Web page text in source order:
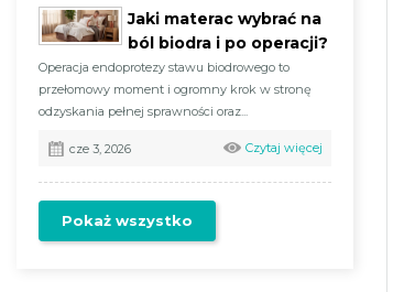
Jaki materac wybrać na
ból biodra i po operacji?
Operacja endoprotezy stawu biodrowego to
przełomowy moment i ogromny krok w stronę
odzyskania pełnej sprawności oraz...
cze 3, 2026 Czytaj więcej
Pokaż wszystko